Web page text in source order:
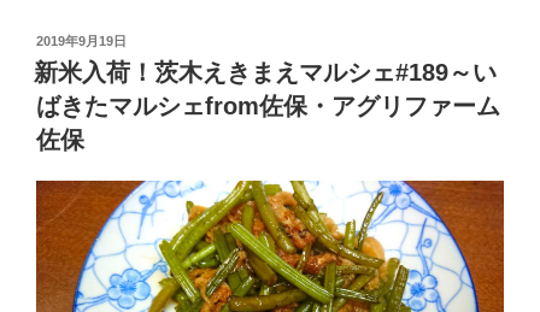
投
稿
日:
2019年9月19日
新米入荷！茨木えきまえマルシェ#189～い
ばきたマルシェfrom佐保・アグリファーム
佐保